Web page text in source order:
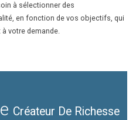
à sélectionner des
en fonction de vos objectifs, qui
votre demande.
Créateur De Richesse